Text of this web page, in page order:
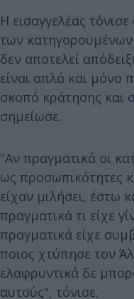
Η εισαγγελέας
των
δεν αποτελεί
είναι απλά και μόνο
σκοπό κράτησης και
σημείωσε.
"Αν πραγματικά οι
ως προσωπικότητες
είχαν μιλήσει, έστω
πραγματικά τι είχε
πραγματικά είχε
ποιος χτύπησε τον
ελαφρυντικά δε
αυτούς", τόνισε.